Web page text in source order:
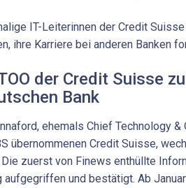
IT-Leiterinnen der Credit
ihre Karriere bei anderen Banken
der Credit Suisse
Bank
ehemals Chief Technology
übernommenen Credit Suisse,
Die zuerst von Finews enthüllte
aufgegriffen und bestätigt. Ab